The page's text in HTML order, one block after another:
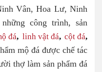
Vân, Hoa Lư, Ninh
công trình, sản
đá, linh vật đá,cột đá,
mộ đá được chế tác
thợ làm sản phẩm đá